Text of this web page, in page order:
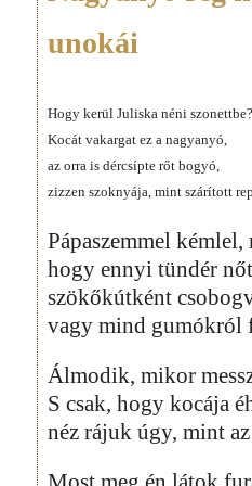
unokái
Hogy kerül Juliska néni szonettbe?
Kocát vakargat ez a nagyanyó,
az orra is dércsípte rőt bogyó,
zizzen szoknyája, mint szárított
Pápaszemmel kémlel,
hogy ennyi tündér
szökőkútként
vagy mind gumókról
Álmodik, mikor
S csak, hogy kocája
néz rájuk úgy, mint